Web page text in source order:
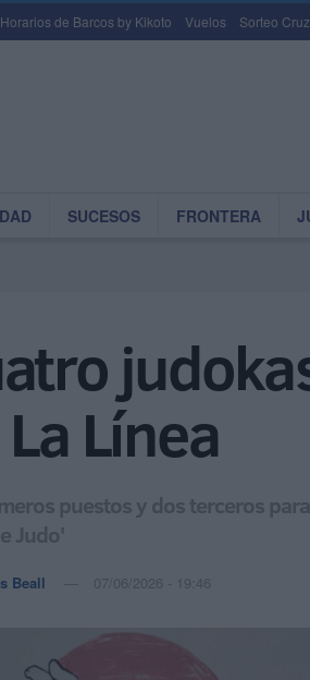
Horarios de Barcos by Kikoto Vuelos Sorteo
SUCESOS FRONTERA
Línea
puestos y dos terceros
Judo'
Beall 07/06/2026 - 19:46